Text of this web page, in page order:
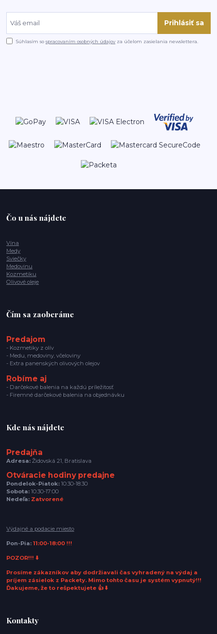
Prihlásiť sa
Súhlasím sospracovaním osobných údajov za účelom zasielania newslettera.
Čo u nás nájdete
Vína
Medy
Sviečky
Medovinu
Kozmetiku
Olivové oleje
Čím sa zaoberáme
Predajom
- Kozmetiky z olív
- Medu, medoviny, včeloviny
- Extra panenských olivových olejov
Robíme aj
- Darčekové balenia na každú príležitosť
- Firemné darčekové balenia na objednávku
Kde nás nájdete
Predajňa
Adresa: Židovská 21, Bratislava
Otváracie hodiny predajne
Pondelok-Piatok: 10:30-18:30
Sobota: 10:30-17:00
Nedeľa: Zatvorené
Výdajné a podacie miesto
Pon-Pia:11:00-18:00 !!!
POZOR!!! ⬇️
Prosíme zákazníkov aby dodržiavali čas vyhradený na výdaj a
príjem zásielok z Packety. Mimo tohto času je systém vypnutý!!!
Ďakujeme, že to rešpektujete 👍 ⬇️
Kontakty